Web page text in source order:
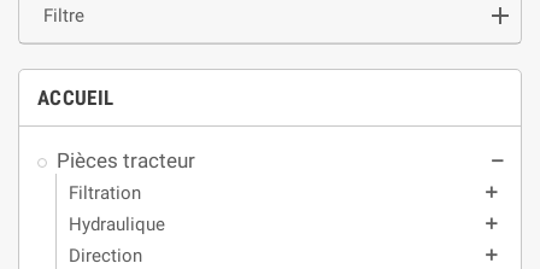
Filtre
ACCUEIL
Pièces tracteur remove
Filtration add
Hydraulique add
Direction add